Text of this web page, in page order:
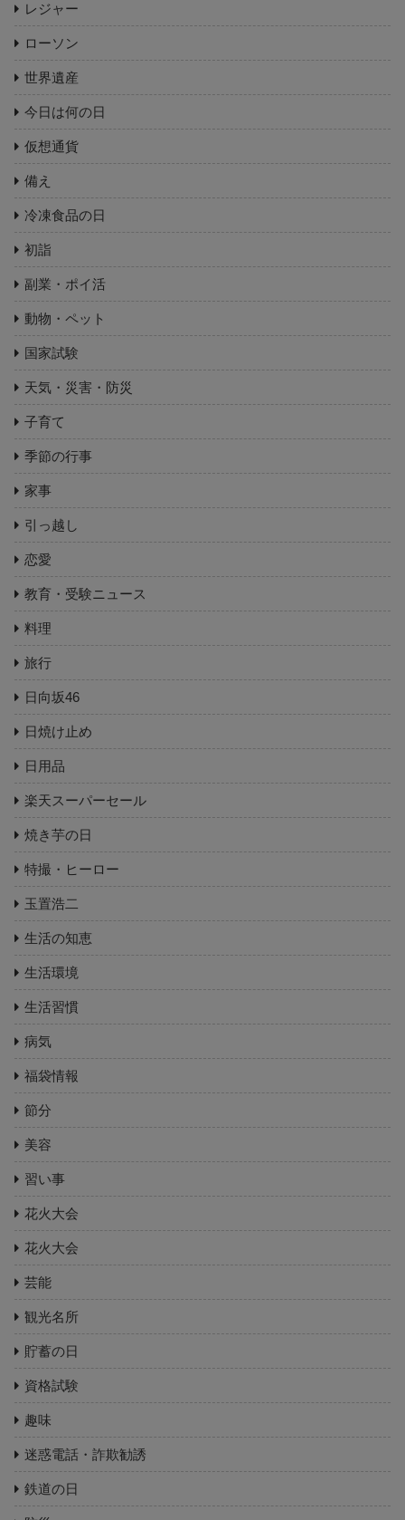
レジャー
ローソン
世界遺産
今日は何の日
仮想通貨
備え
冷凍食品の日
初詣
副業・ポイ活
動物・ペット
国家試験
天気・災害・防災
子育て
季節の行事
家事
引っ越し
恋愛
教育・受験ニュース
料理
旅行
日向坂46
日焼け止め
日用品
楽天スーパーセール
焼き芋の日
特撮・ヒーロー
玉置浩二
生活の知恵
生活環境
生活習慣
病気
福袋情報
節分
美容
習い事
花火大会
花火大会
芸能
観光名所
貯蓄の日
資格試験
趣味
迷惑電話・詐欺勧誘
鉄道の日